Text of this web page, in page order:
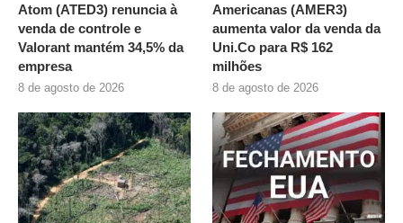
Atom (ATED3) renuncia à
venda de controle e
Valorant mantém 34,5% da
empresa
8 de agosto de 2026
Americanas (AMER3)
aumenta valor da venda da
Uni.Co para R$ 162
milhões
8 de agosto de 2026